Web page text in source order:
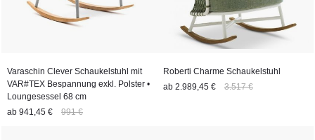
Varaschin Clever Schaukelstuhl mit
VAR#TEX Bespannung exkl. Polster •
Loungesessel 68 cm
ab 941,45 € 991 €
Roberti Charme Schaukelstuhl
ab 2.989,45 € 3.517 €